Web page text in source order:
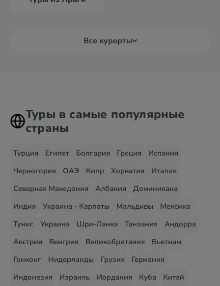
Все курорты
Туры в самые популярные
страны
Турция Египет Болгария Греция
Испания
Черногория
ОАЭ Кипр Хорватия
Италия
Северная Македония
Албания
Доминикана
Индия
Украина - Карпаты Мальдивы
Мексика
Тунис
Украина Шри-Ланка Танзания
Андорра
Австрия
Венгрия Великобритания
Вьетнам
Гонконг
Нидерланды Грузия
Германия
Индонезия
Израиль Иордания Куба Китай